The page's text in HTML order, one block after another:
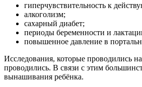
гиперчувствительность к
алкоголизм;
сахарный диабет;
периоды беременности и
повышенное давление в
Исследования, которые проводились
проводились. В связи с этим
вынашивания ребёнка.